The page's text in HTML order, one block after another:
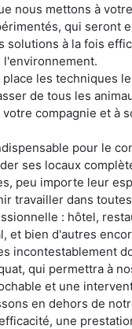
nous mettons à
qui seront
solutions à la fois
les techniques
de tous les
compagnie et à
pour le
ses locaux
peu importe leur
travailler dans
: hôtel,
et bien d'autres
incontestablement
qui permettra à
et une
en dehors de
une